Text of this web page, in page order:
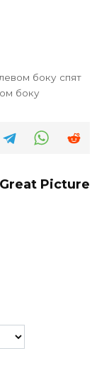
боку спят
боку
Great Picture